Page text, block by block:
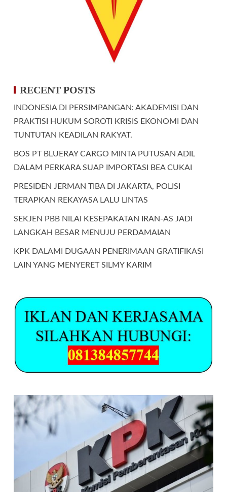
RECENT POSTS
INDONESIA DI PERSIMPANGAN: AKADEMISI DAN
PRAKTISI HUKUM SOROTI KRISIS EKONOMI DAN
TUNTUTAN KEADILAN RAKYAT.
BOS PT BLUERAY CARGO MINTA PUTUSAN ADIL
DALAM PERKARA SUAP IMPORTASI BEA CUKAI
PRESIDEN JERMAN TIBA DI JAKARTA, POLISI
TERAPKAN REKAYASA LALU LINTAS
SEKJEN PBB NILAI KESEPAKATAN IRAN-AS JADI
LANGKAH BESAR MENUJU PERDAMAIAN
KPK DALAMI DUGAAN PENERIMAAN GRATIFIKASI
LAIN YANG MENYERET SILMY KARIM